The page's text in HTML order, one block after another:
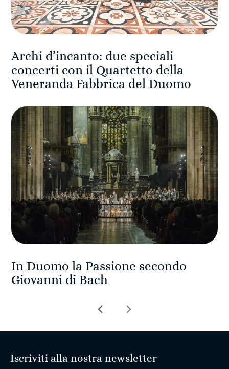
Archi d’incanto: due speciali
concerti con il Quartetto della
Veneranda Fabbrica del Duomo
In Duomo la Passione secondo
Giovanni di Bach
Iscriviti alla nostra newsletter